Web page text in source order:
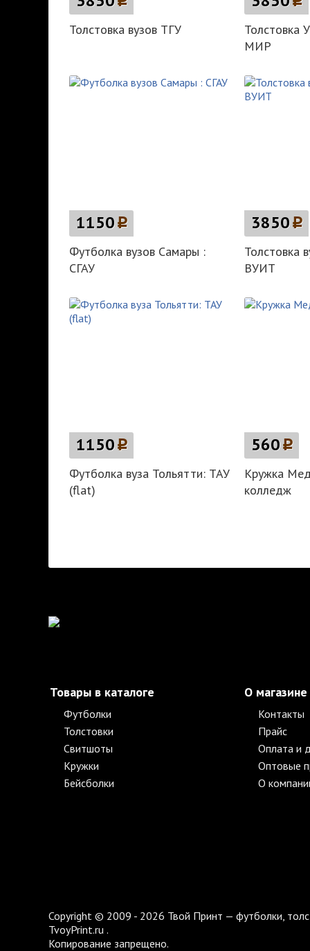
Толстовка вузов ТГУ
Толстовка
МИР
1150p
Футболка вузов Самары :
СГАУ
3850p
Толстовка
ВУИТ
1150p
Футболка вуза Тольятти: ТАУ
(flat)
560p
Кружка
колледж
Товары в каталоге
Футболки
Толстовки
Свитшоты
Кружки
Бейсболки
О магазине
Контакты
Прайс
Оплата и
Оптовые
О
Copyright © 2009 - 2026 Твой Принт — футболки,
TvoyPrint.ru .
Копирование запрещено.